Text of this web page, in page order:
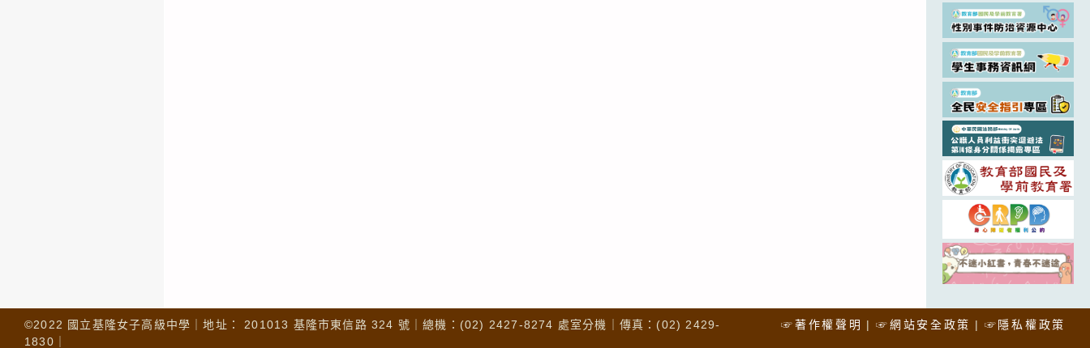
☞著作權聲明 ☞網站安全政策 ☞隱私權政策
©2022 國立基隆女子高級中學｜地址： 201013 基隆市東信路 324 號｜總機：(02) 2427-8274 處室分機｜傳真：(02) 2429-
1830｜